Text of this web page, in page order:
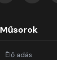
Műsorok
Élő adás